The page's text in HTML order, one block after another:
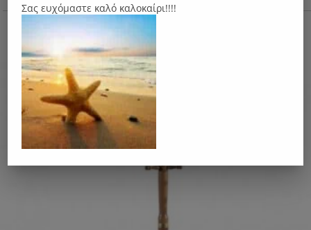
Ν39 Καλόγερος
70.00
Σας ευχόμαστε καλό καλοκαίρι!!!!